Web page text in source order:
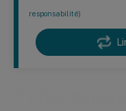
responsabilité)